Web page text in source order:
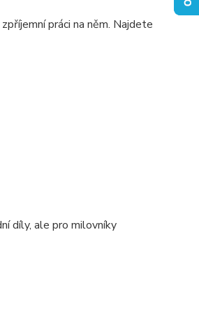
práci na něm. Najdete
díly, ale pro milovníky